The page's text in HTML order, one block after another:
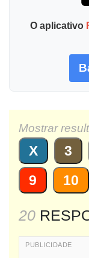
O aplicativo
Mostrar
X 3
9
10
20